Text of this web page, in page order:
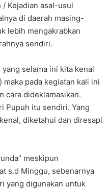
Kejadian asal-usul
di daerah masing-
lebih mengakrabkan
sendiri.
selama ini kita kenal
pada kegiatan kali ini
cara dideklamasikan.
Pupuh itu sendiri. Yang
diketahui dan diresapi
meskipun
s.d Minggu, sebenarnya
yang digunakan untuk